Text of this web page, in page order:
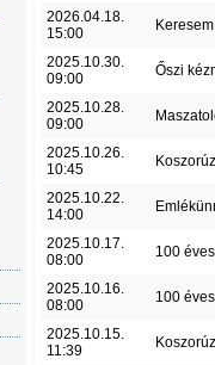
2026.04.18.
15:00
2025.10.30.
09:00
Őszi
2025.10.28.
09:00
2025.10.26.
10:45
2025.10.22.
14:00
2025.10.17.
08:00
100
2025.10.16.
08:00
100
2025.10.15.
11:39